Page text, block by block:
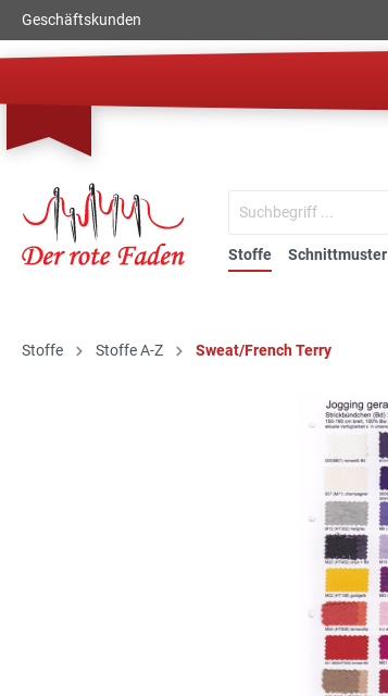
Geschäftskunden
Stoffe Schnittmuster
Stoffe Stoffe A-Z Sweat/French Terry